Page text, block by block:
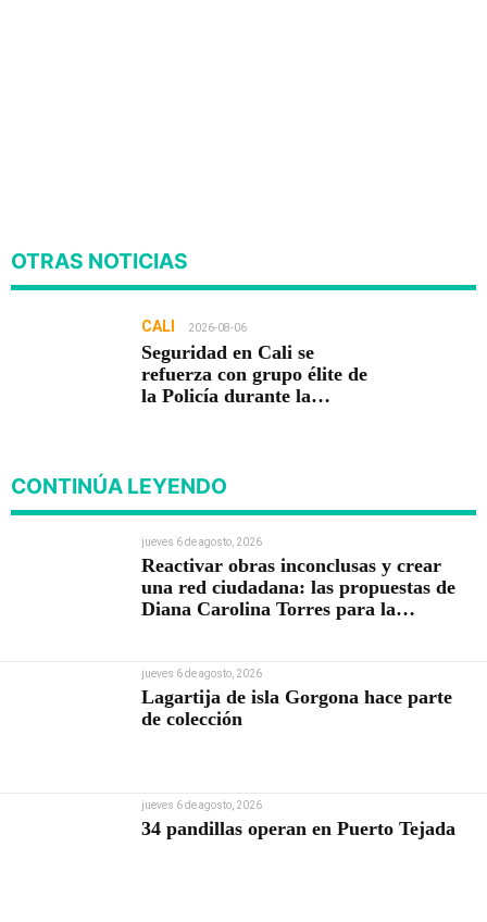
OTRAS NOTICIAS
CALI 2026-08-06
Seguridad en Cali se
refuerza con grupo élite de
la Policía durante la
CONTINÚA LEYENDO
jueves 6 de agosto, 2026
Reactivar obras inconclusas y crear
una red ciudadana: las propuestas de
Diana Carolina Torres para la
jueves 6 de agosto, 2026
Lagartija de isla Gorgona hace parte
de colección
jueves 6 de agosto, 2026
34 pandillas operan en Puerto Tejada